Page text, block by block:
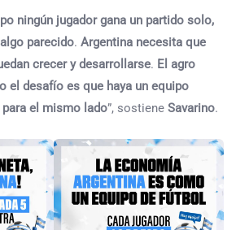
ningún jugador gana un partido solo,
parecido. Argentina necesita que
crecer y desarrollarse. El agro
el desafío es que haya un equipo
el mismo lado”, sostiene Savarino.